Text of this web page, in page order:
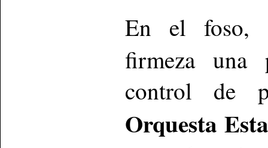
En el foso,
firmeza una
control de
Orquesta